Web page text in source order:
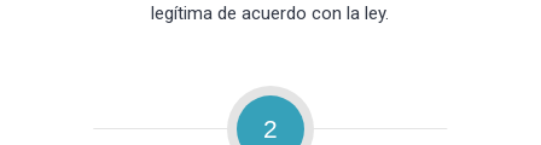
legítima de acuerdo con la ley.
2